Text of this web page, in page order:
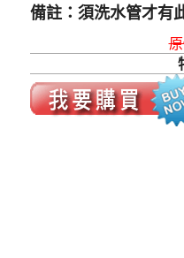
備註：須洗水管才有